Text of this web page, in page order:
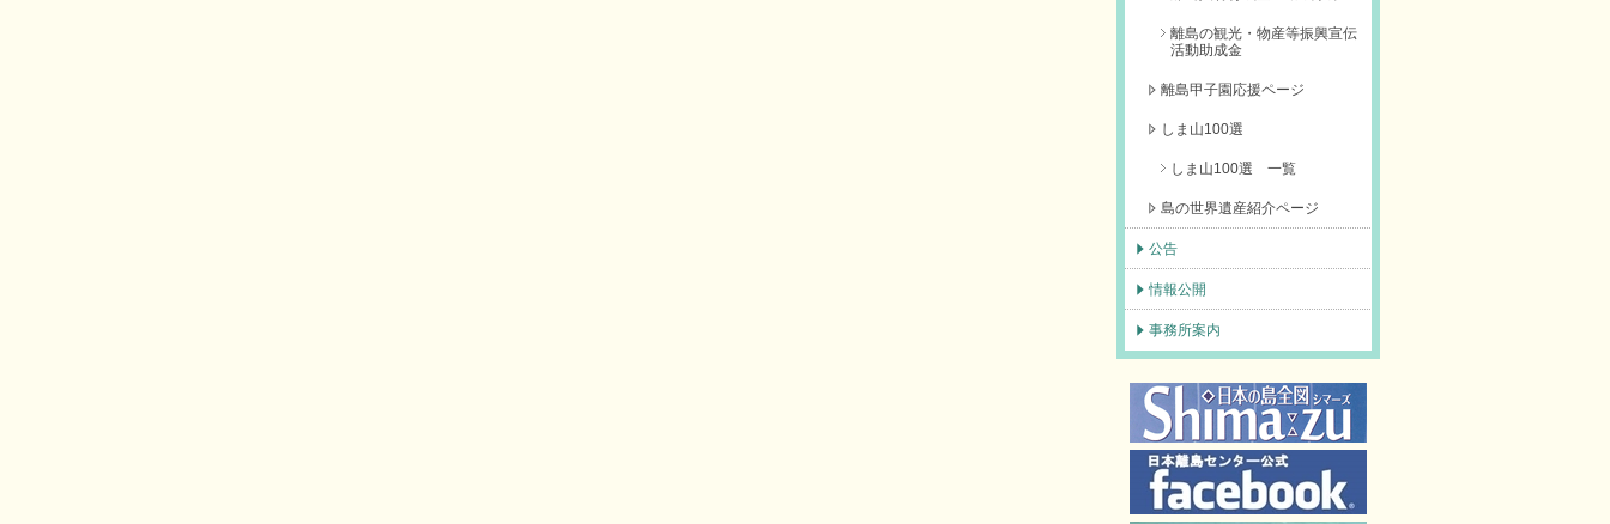
離島の観光・物産等振興宣伝
活動助成金
離島甲子園応援ページ
しま山100選
しま山100選 一覧
島の世界遺産紹介ページ
公告
情報公開
事務所案内